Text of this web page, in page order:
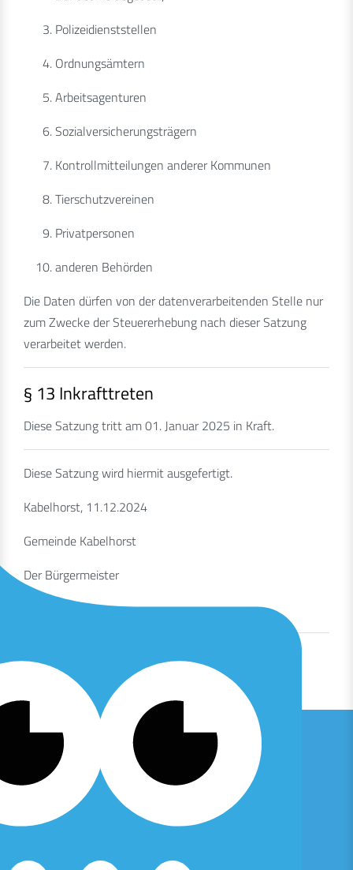
Polizeidienststellen
Ordnungsämtern
Arbeitsagenturen
Sozialversicherungsträgern
Kontrollmitteilungen anderer Kommunen
Tierschutzvereinen
Privatpersonen
anderen Behörden
Die Daten dürfen von der datenverarbeitenden Stelle nur
zum Zwecke der Steuererhebung nach dieser Satzung
verarbeitet werden.
§ 13 Inkrafttreten
Diese Satzung tritt am 01. Januar 2025 in Kraft.
Diese Satzung wird hiermit ausgefertigt.
Kabelhorst, 11.12.2024
Gemeinde Kabelhorst
Der Bürgermeister
Sven Prüss
ZURÜCK ZUR AUSWAHL
© 2026 Amt Lensahn
Startseite
Kontakt
Impressum